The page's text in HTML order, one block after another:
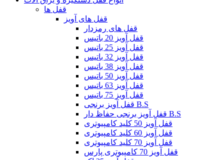
قفل ها
قفل های آویز
قفل های رمزدار
قفل آویز 20 باتیس
قفل آویز 25 باتیس
قفل آویز 32 باتیس
قفل آویز 38 باتیس
قفل آویز 50 باتیس
قفل آویز 63 باتیس
قفل آویز 75 باتیس
قفل آویز برنجی B.S
قفل آویز برنجی حفاظ دار B.S
قفل آویز 50 کلید کامپیوتری
قفل آویز 60 کلید کامپیوتری
قفل آویز 70 کلید کامپیوتری
قفل آویز 70 کامپیوتری پارس